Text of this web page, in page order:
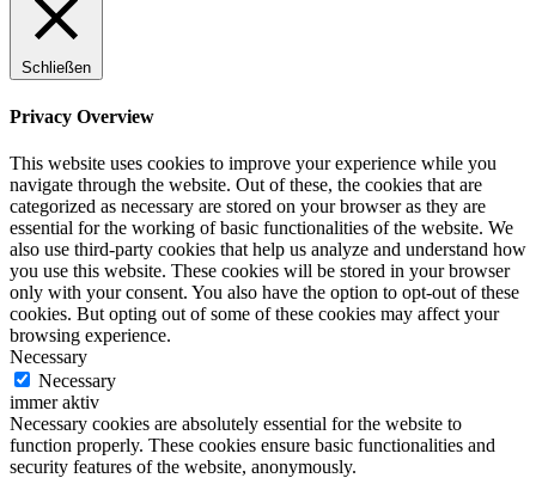
Schließen
Privacy Overview
This website uses cookies to improve your experience while you
navigate through the website. Out of these, the cookies that are
categorized as necessary are stored on your browser as they are
essential for the working of basic functionalities of the website. We
also use third-party cookies that help us analyze and understand how
you use this website. These cookies will be stored in your browser
only with your consent. You also have the option to opt-out of these
cookies. But opting out of some of these cookies may affect your
browsing experience.
Necessary
Necessary
immer aktiv
Necessary cookies are absolutely essential for the website to
function properly. These cookies ensure basic functionalities and
security features of the website, anonymously.